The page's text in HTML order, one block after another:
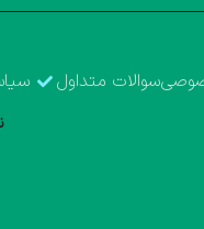
سوالات متداول